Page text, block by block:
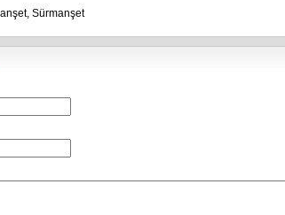
, Sürmanşet